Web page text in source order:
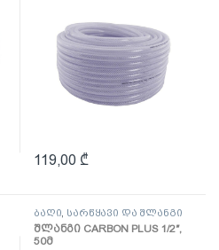
119,00 ₾
ბაღი სარწყავი და შლანგი
შლანგი CARBON PLUS 1/2″,
50მ